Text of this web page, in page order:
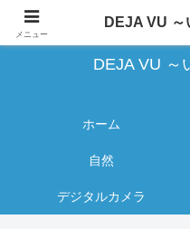
蔵出し写真の大売
DEJA VU ～
ホーム
自然
デジタルカメラ
メニュー
DEJA VU ～